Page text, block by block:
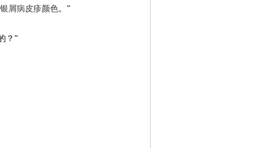
银屑病皮疹颜色。”
？”